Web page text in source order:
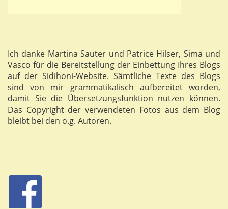
Ich danke Martina Sauter und Patrice Hilser, Sima und
Vasco für die Bereitstellung der Einbettung Ihres Blogs
auf der Sidihoni-Website. Sämtliche Texte des Blogs
sind von mir grammatikalisch aufbereitet worden,
damit Sie die Übersetzungsfunktion nutzen können.
Das Copyright der verwendeten Fotos aus dem Blog
bleibt bei den o.g. Autoren.